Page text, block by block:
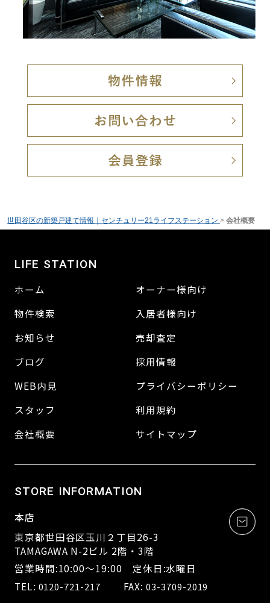
世田谷区の新築戸建て情報｜センチュリー21ライフステーション > 会社概要
LIFE STATION
ホーム
物件検索
お知らせ
ブログ
WEB内見
スタッフ
会社概要
オーナー様向け
入居者様向け
売却査定
採用情報
プライバシーポリシー
利用規約
サイトマップ
STORE INFORMATION
本店
東京都世田谷区玉川２丁目26-3
TAMAGAWA N-2ビル 2階・3階
営業時間:10:00～19:00 定休日:水曜日
TEL: 0120-721-217 FAX:03-3709-2019